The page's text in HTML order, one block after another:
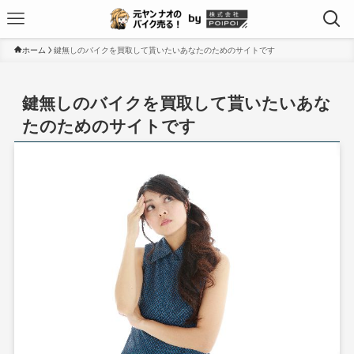
ホーム 鍵無しのバイクを買取して貰いたいあなたのためのサイトです
鍵無しのバイクを買取して貰いたいあな
たのためのサイトです